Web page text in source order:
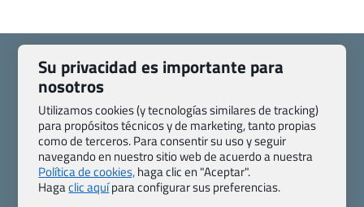
Quienes somos
Contacto
Pasaporte, Visado, Salud y otras disposiciones específicas
Blog de Viajes.com
Registro de agencias
Preguntas frecuentes
Condiciones generales
Política de privacidad y cookies
Transparencia
Su privacidad es importante para
nosotros
Utilizamos cookies (y tecnologías similares de tracking)
para propósitos técnicos y de marketing, tanto propias
como de terceros. Para consentir su uso y seguir
navegando en nuestro sitio web de acuerdo a nuestra
Política de cookies,haga clic en "Aceptar".
Hagaclic aquípara configurar sus preferencias.